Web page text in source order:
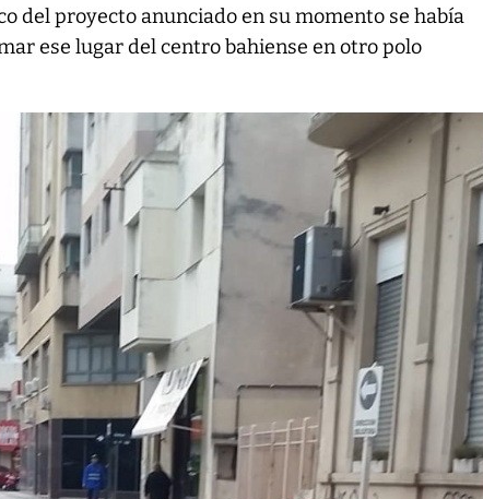
del proyecto anunciado en su momento se había
ese lugar del centro bahiense en otro polo